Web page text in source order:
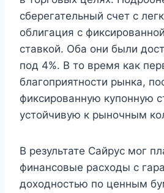
сберегательный счет с
облигация с
ставкой. Оба они были
под 4%. В то время как
благоприятности рынка,
фиксированную купонную
устойчивую к рыночным
В результате Сайрус мог
финансовые расходы с
доходностью по ценным